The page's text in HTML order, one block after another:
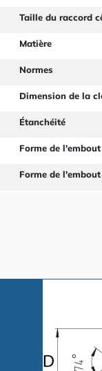
Taille du raccord
Matière
Normes
Dimension de la
Étanchéité
Forme de
Forme de